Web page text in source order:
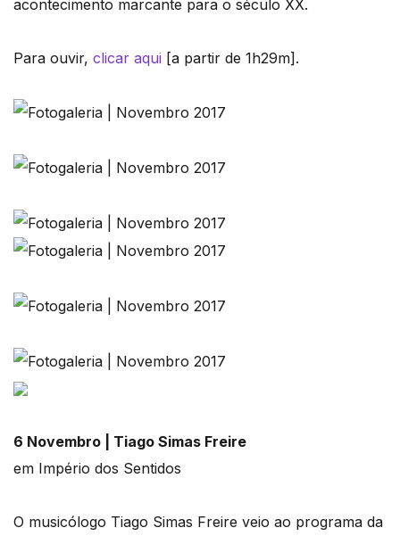
acontecimento marcante para o século XX.
Para ouvir, clicar aqui [a partir de 1h29m].
6 Novembro | Tiago Simas Freire
em Império dos Sentidos
O musicólogo Tiago Simas Freire veio ao programa da